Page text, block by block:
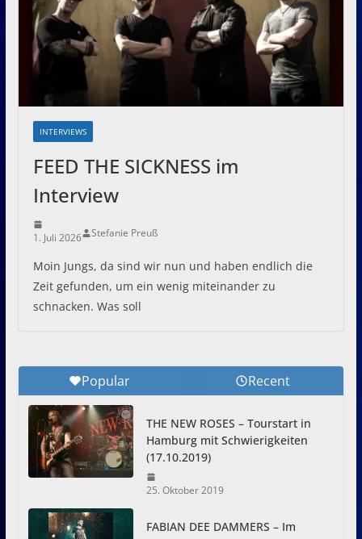
INTERVIEWS
FEED THE SICKNESS im
Interview
1. Juli 2026 Stefanie Preuß
Moin Jungs, da sind wir nun und haben endlich die
Zeit gefunden, um ein wenig miteinander zu
schnacken. Was soll
Popular Recent
THE NEW ROSES – Tourstart in
Hamburg mit Schwierigkeiten
(17.10.2019)
25. Oktober 2019
FABIAN DEE DAMMERS – Im